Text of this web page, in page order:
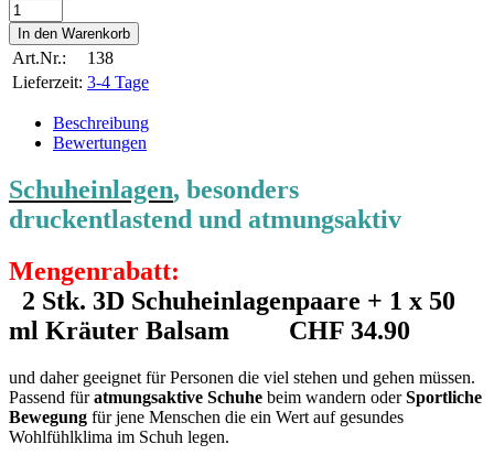
Art.Nr.:
138
Lieferzeit: 3-4 Tage
Beschreibung
Bewertungen
Schuheinlagen, besonders
druckentlastend und atmungsaktiv
Mengenrabatt:
2 Stk. 3D Schuheinlagenpaare + 1 x 50
ml Kräuter Balsam
CHF 34.90
und daher geeignet für Personen die viel stehen und gehen müssen.
Passend füratmungsaktive Schuhe beim wandern oderSportliche
Bewegung für jene Menschen die ein Wert auf gesundes
Wohlfühlklima im Schuh legen.